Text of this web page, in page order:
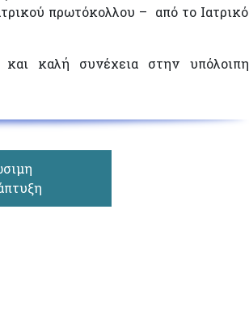
πρωτόκολλου – από το Ιατρικό
καλή συνέχεια στην υπόλοιπη